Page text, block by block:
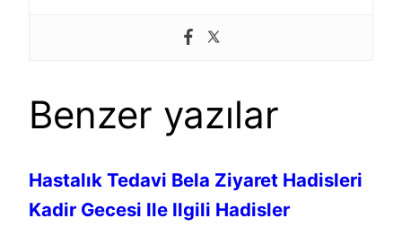
Benzer yazılar
Hastalık Tedavi Bela Ziyaret Hadisleri
Kadir Gecesi Ile Ilgili Hadisler